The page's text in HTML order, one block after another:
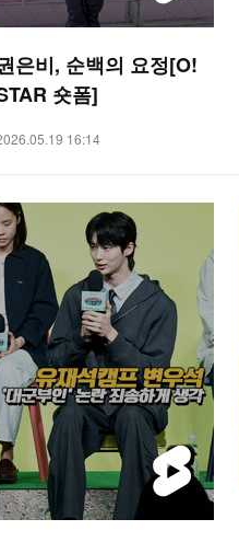
은비, 순백의 요정[O!
숏폼]
16:14